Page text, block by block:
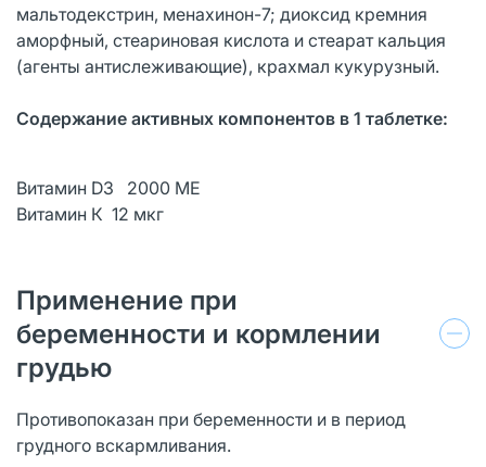
мальтодекстрин, менахинон-7; диоксид кремния
аморфный, стеариновая кислота и стеарат кальция
(агенты антислеживающие), крахмал кукурузный.
Содержание активных компонентов в 1 таблетке:
Витамин D3 2000 МЕ
Витамин К 12 мкг
Применение при
беременности и кормлении
грудью
Противопоказан при беременности и в период
грудного вскармливания.